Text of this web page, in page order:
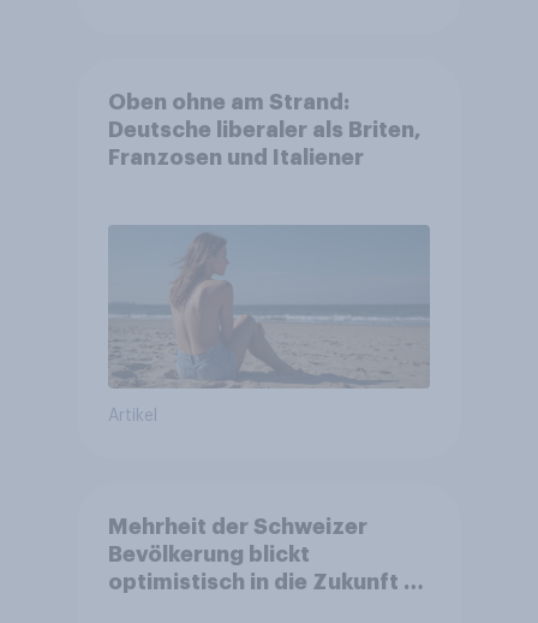
Oben ohne am Strand:
Deutsche liberaler als Briten,
Franzosen und Italiener
Artikel
Mehrheit der Schweizer
Bevölkerung blickt
optimistisch in die Zukunft –